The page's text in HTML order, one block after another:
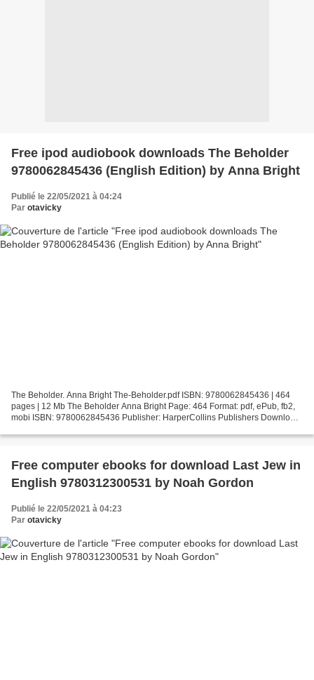
Free ipod audiobook downloads The Beholder
9780062845436 (English Edition) by Anna Bright
Publié le 22/05/2021 à 04:24
Par otavicky
The Beholder. Anna Bright The-Beholder.pdf ISBN: 9780062845436 | 464
pages | 12 Mb The Beholder Anna Bright Page: 464 Format: pdf, ePub, fb2,
mobi ISBN: 9780062845436 Publisher: HarperCollins Publishers Download
Free computer ebooks for download Last Jew in
English 9780312300531 by Noah Gordon
Publié le 22/05/2021 à 04:23
Par otavicky